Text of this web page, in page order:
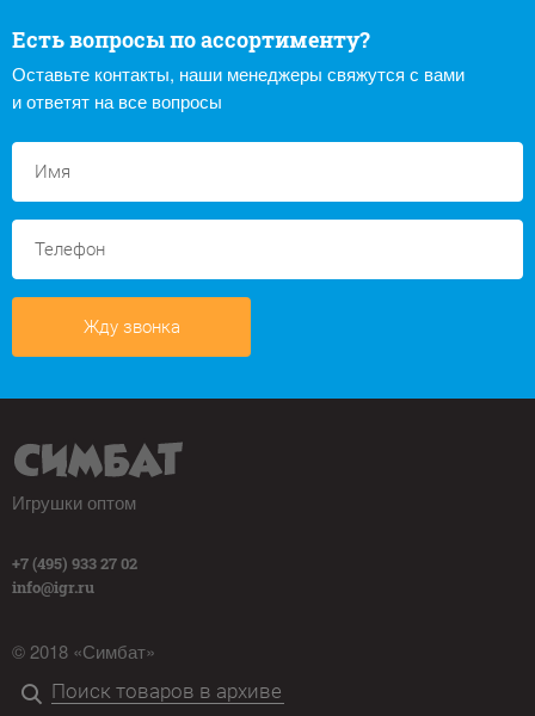
Есть вопросы по ассортименту?
Оставьте контакты, наши менеджеры свяжутся с вами
и ответят на все вопросы
Жду звонка
Игрушки оптом
+7 (495) 933 27 02
info@igr.ru
© 2018 «Симбат»